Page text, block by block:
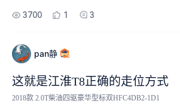
3700 1 3
pan静
这就是江淮T8正确的走位方式
2018款 2.0T柴油四驱豪华型标双HFC4DB2-1D1